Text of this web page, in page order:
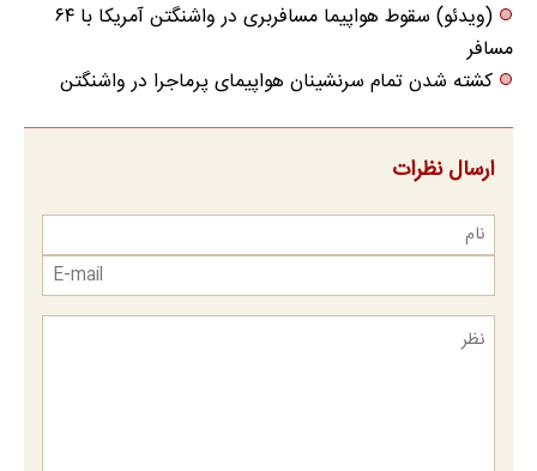
(ویدئو) سقوط هواپیما مسافربری در واشنگتن آمریکا با ۶۴
مسافر
کشته شدن تمام سرنشینان هواپیمای پرماجرا در واشنگتن
ارسال نظرات